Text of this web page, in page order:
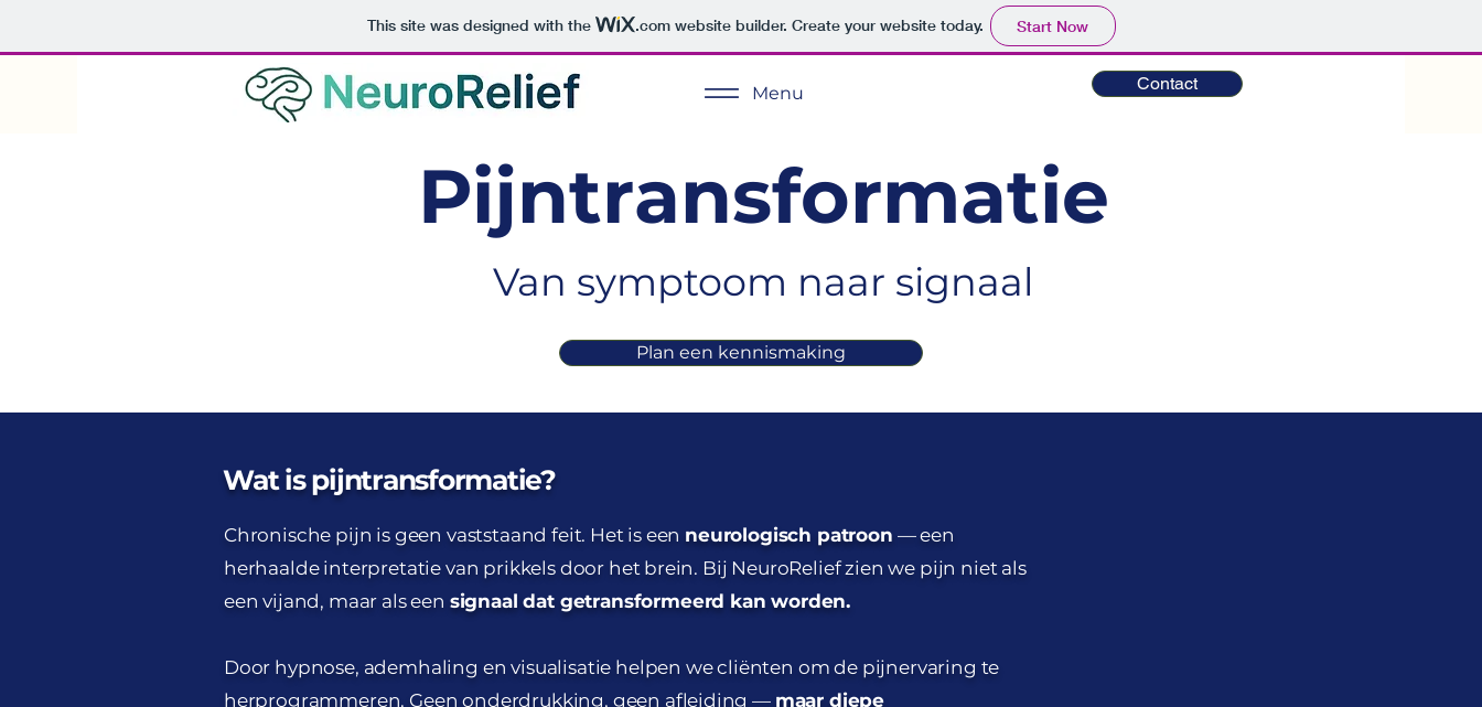
This site was designed with the .comwebsite builder. Create your website today. Start Now
Menu Contact
Pijntransformatie
Van symptoom naar signaal
Plan een kennismaking
Wat is pijntransformatie?
Chronische pijn is geen vaststaand feit. Het is een neurologisch patroon — een
herhaalde interpretatie van prikkels door het brein. Bij NeuroRelief zien we pijn niet als
een vijand, maar als een signaal dat getransformeerd kan worden.
Door hypnose, ademhaling en visualisatie helpen we cliënten om de pijnervaring te
herprogrammeren. Geen onderdrukking, geen afleiding — maar diepe